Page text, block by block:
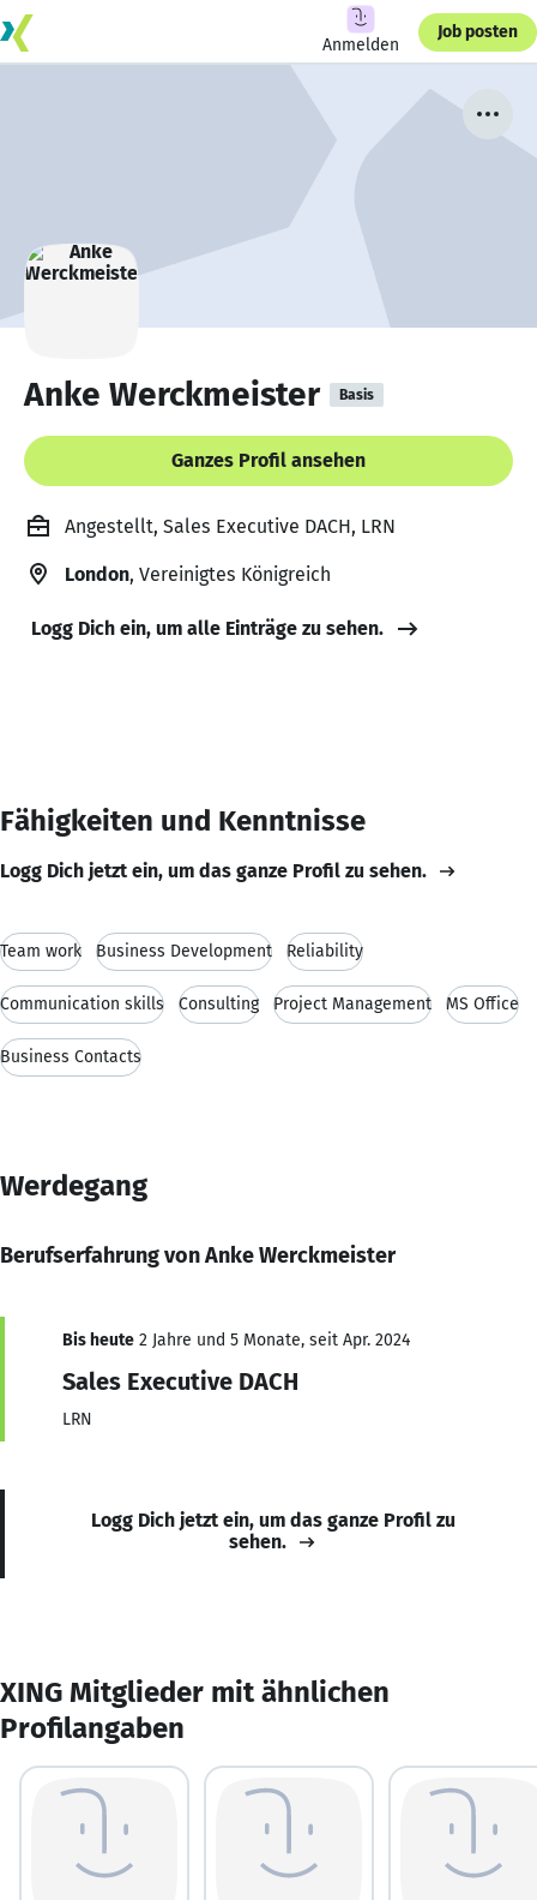
Anmelden
Job posten
Anke Werckmeister Basis
Ganzes Profil ansehen
Angestellt, Sales Executive DACH, LRN
London, Vereinigtes Königreich
Logg Dich ein, um alle Einträge zu sehen.
Fähigkeiten und Kenntnisse
Logg Dich jetzt ein, um das ganze Profil zu sehen.
Team work Business Development Reliability
Communication skills Consulting Project Management MS Office
Business Contacts
Werdegang
Berufserfahrung von Anke Werckmeister
Bis heute 2 Jahre und 5 Monate, seit Apr. 2024
Sales Executive DACH
LRN
Logg Dich jetzt ein, um das ganze Profil zu
sehen.
XING Mitglieder mit ähnlichen
Profilangaben